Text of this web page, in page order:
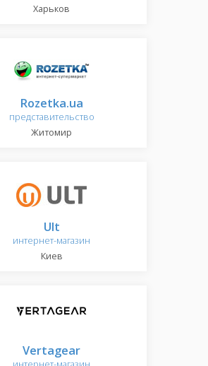
Харьков
Rozetka.ua
представительство
Житомир
Ult
интернет-магазин
Киев
Vertagear